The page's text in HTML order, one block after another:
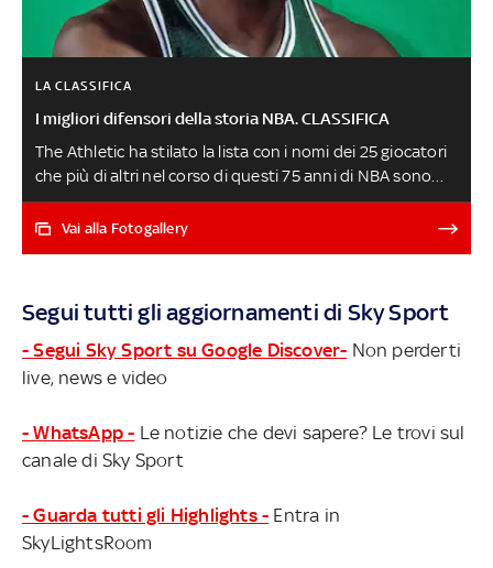
LA CLASSIFICA
I migliori difensori della storia NBA. CLASSIFICA
The Athletic ha stilato la lista con i nomi dei 25 giocatori
che più di altri nel corso di questi 75 anni di NBA sono
riusciti a incidere a protezione del ferro: leggende e
campioni del passato e anche del presente, talenti unici
Vai alla Fotogallery
Segui tutti gli aggiornamenti di Sky Sport
- Segui Sky Sport su Google Discover- Non perderti
live, news e video
- WhatsApp - Le notizie che devi sapere? Le trovi sul
canale di Sky Sport
- Guarda tutti gli Highlights - Entra in
SkyLightsRoom